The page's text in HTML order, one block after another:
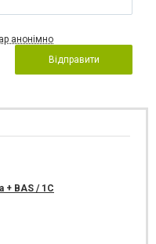
анонімно
Відправити
BAS / 1C